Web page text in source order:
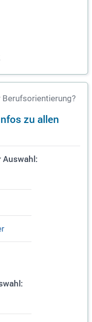
Berufsorientierung?
zu allen
Auswahl: